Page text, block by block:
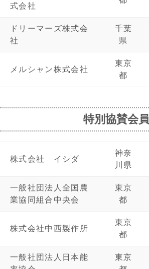
式会社
ドリーマーズ株式会
社
千葉
県
メルシャン株式会社
東京
都
特別協賛会員
株式会社 イシダ
神奈
川県
一般社団法人全国農
業協同組合中央会
東京
都
株式会社中西製作所
東京
都
一般社団法人日本能
東京